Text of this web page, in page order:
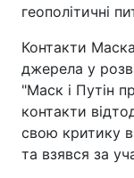
геополітичні
Контакти
джерела у
"Маск і Путін
контакти
свою критику
та взявся за